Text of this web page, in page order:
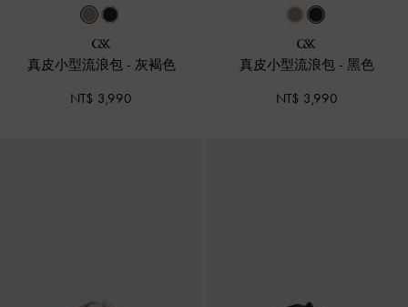
真皮小型流浪包 - 灰褐色
NT$ 3,990
真皮小型流浪包 - 黑色
NT$ 3,990